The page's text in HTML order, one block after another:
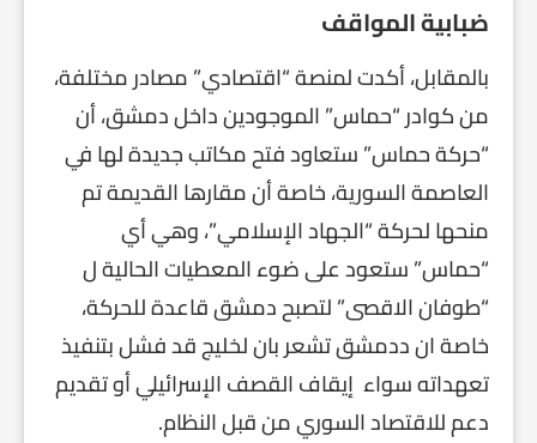
ضبابية المواقف
بالمقابل، أكدت لمنصة “اقتصادي” مصادر مختلفة،
من كوادر “حماس” الموجودين داخل دمشق، أن
“حركة حماس” ستعاود فتح مكاتب جديدة لها في
العاصمة السورية، خاصة أن مقارها القديمة تم
منحها لحركة “الجهاد الإسلامي”، وهي أي
“حماس” ستعود على ضوء المعطيات الحالية ل
“طوفان الاقصى” لتصبح دمشق قاعدة للحركة،
خاصة ان ددمشق تشعر بان لخليج قد فشل بتنفيذ
تعهداته سواء إيقاف القصف الإسرائيلي أو تقديم
دعم للاقتصاد السوري من قبل النظام.